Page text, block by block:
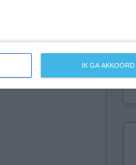
IK GA AKKOORD